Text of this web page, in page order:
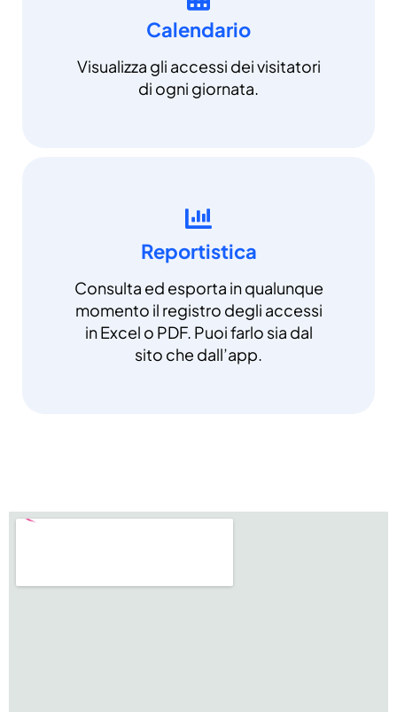
Calendario
Visualizza gli accessi dei visitatori
di ogni giornata.
Reportistica
Consulta ed esporta in qualunque
momento il registro degli accessi
in Excel o PDF. Puoi farlo sia dal
sito che dall’app.